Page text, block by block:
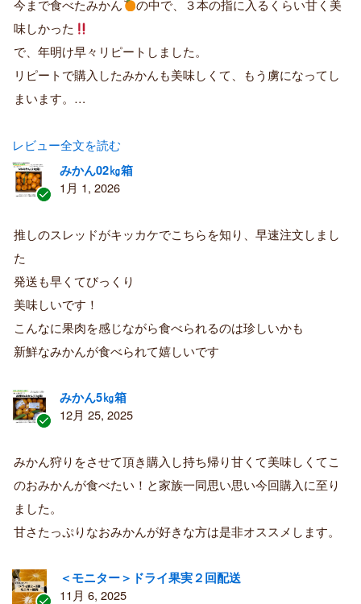
者
今まで食べたみかん
の中で、３本の指に入るくらい甘く美
味しかった
で、年明け早々リピートしました。
リピートで購入したみかんも美味しくて、もう虜になってし
まいます。…
レビュー全文を読む
証
済
購
者
みかん02㎏箱
1月 1, 2026
推しのスレッドがキッカケでこちらを知り、早速注文しまし
た
発送も早くてびっくり
美味しいです！
こんなに果肉を感じながら食べられるのは珍しいかも
新鮮なみかんが食べられて嬉しいです
証
済
み
購
者
みかん5㎏箱
12月 25, 2025
みかん狩りをさせて頂き購入し持ち帰り甘くて美味しくてこ
のおみかんが食べたい！と家族一同思い思い今回購入に至り
ました。
甘さたっぷりなおみかんが好きな方は是非オススメします。
＜モニター＞ドライ果実２回配送
11月 6, 2025